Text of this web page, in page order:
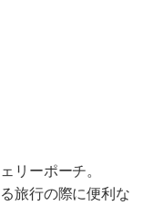
リーポーチ。
旅行の際に便利な